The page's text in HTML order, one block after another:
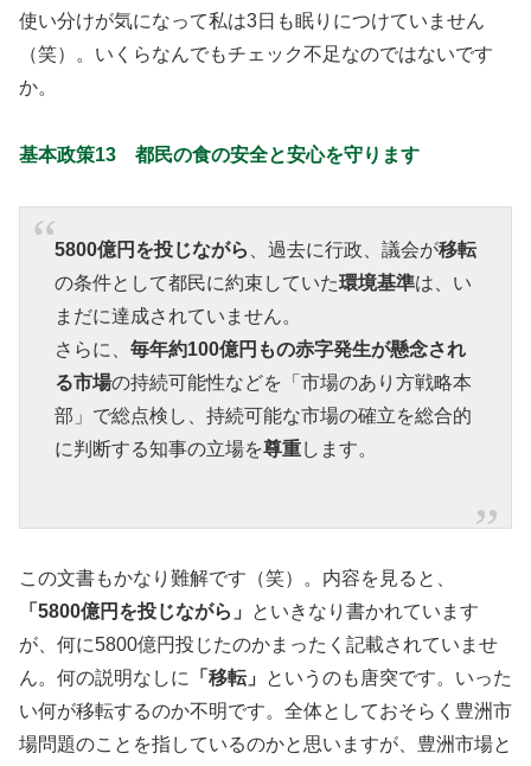
使い分けが気になって私は3日も眠りにつけていません
（笑）。いくらなんでもチェック不足なのではないです
か。
基本政策13 都民の食の安全と安心を守ります
5800億円を投じながら 、過去に行政、議会が移転
の条件として都民に約束していた環境基準は、い
まだに達成されていません。
さらに、 毎年約100億円もの赤字発生が懸念され
る市場の持続可能性などを「市場のあり方戦略本
部」で総点検し、持続可能な市場の確立を総合的
に判断する知事の立場を尊重します。
この文書もかなり難解です（笑）。内容を見ると、
「5800億円を投じながら」
といきなり書かれています
が、何に5800億円投じたのかまったく記載されていませ
ん。何の説明なしに 「移転」
というのも唐突です。いった
い何が移転するのか不明です。全体としておそらく豊洲市
場問題のことを指しているのかと思いますが、豊洲市場と